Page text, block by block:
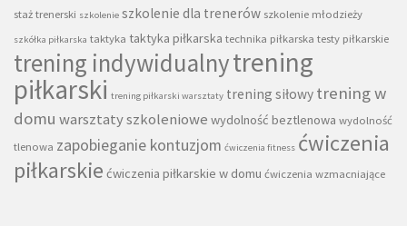
staż trenerski szkolenie szkolenie dla trenerów szkolenie młodzieży
szkółka piłkarska taktyka taktyka piłkarska technika piłkarska testy piłkarskie
trening indywidualnytrening
piłkarski trening piłkarski warsztaty trening siłowy trening w
domu warsztaty szkoleniowe wydolność beztlenowa wydolność
tlenowa zapobieganie kontuzjom ćwiczenia fitness ćwiczenia
piłkarskie ćwiczenia piłkarskie w domu ćwiczenia wzmacniające